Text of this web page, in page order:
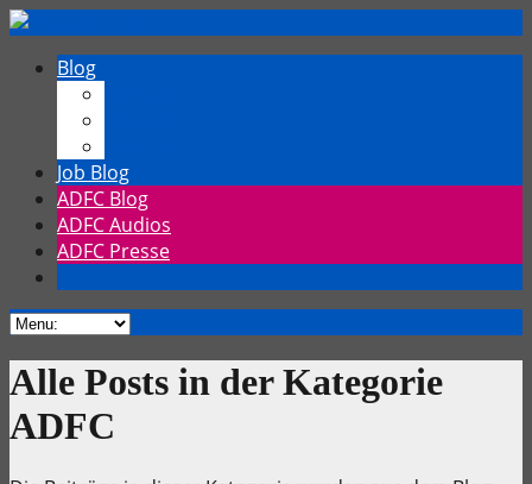
Blog
Job Blog
ADFC Blog
ADFC Audios
ADFC Presse
Alle Posts in der Kategorie
ADFC